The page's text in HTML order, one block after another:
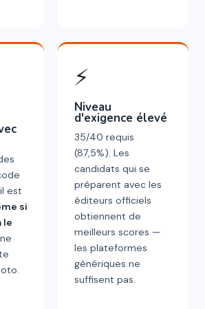
est
si
le
⚡
Niveau
d'exigence élevé
35/40 requis
(87,5%). Les
candidats qui se
préparent avec les
éditeurs officiels
obtiennent de
meilleurs scores —
les plateformes
génériques ne
suffisent pas.